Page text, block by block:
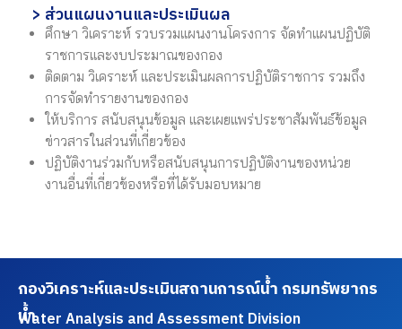
> ส่วนแผนงานและประเมินผล
ศึกษา วิเคราะห์ รวบรวมแผนงานโครงการ จัดทำแผนปฏิบัติ
ราชการและงบประมาณของกอง
ติดตาม วิเคราะห์ และประเมินผลการปฏิบัติราชการ รวมถึง
การจัดทำรายงานของกอง
ให้บริการ สนับสนุนข้อมูล และเผยแพร่ประชาสัมพันธ์ข้อมูล
ข่าวสารในส่วนที่เกี่ยวข้อง
ปฏิบัติงานร่วมกับหรือสนับสนุนการปฏิบัติงานของหน่วย
งานอื่นที่เกี่ยวข้องหรือที่ได้รับมอบหมาย
กองวิเคราะห์และประเมินสถานการณ์น้ำ กรมทรัพยากร
น้ำ
Water Analysis and Assessment Division